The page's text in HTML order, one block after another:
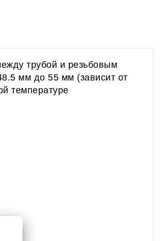
трубой и резьбовым
мм до 55 мм (зависит от
температуре